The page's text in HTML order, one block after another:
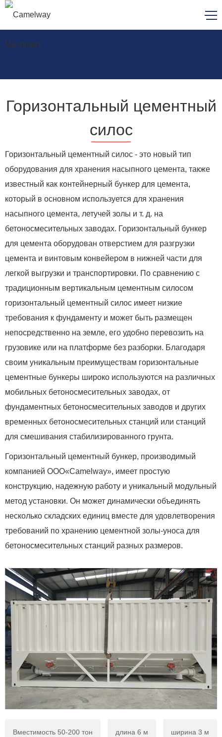
Горизонтальный цементный
силос
Горизонтальный цементный силос - это новый тип
оборудования для хранения насыпного цемента, также
известный как контейнерный бункер для цемента,
который в основном используется для хранения
насыпного цемента, летучей золы и т. д. на
бетоносмесительных заводах. Горизонтальный бункер
для цемента оборудован отверстием для разгрузки
цемента и винтовым конвейером в нижней части для
легкой выгрузки и транспортировки. По сравнению с
традиционным вертикальным цементным силосом
горизонтальный цементный силос имеет низкие
требования к фундаменту и может быть размещен
непосредственно на земле, его удобно перевозить на
грузовике или на платформе без разборки. Благодаря
своим уникальным преимуществам горизонтальные
цементные бункеры широко используются на различных
мобильных бетоносмесительных заводах, от
фундаментных бетоносмесительных заводов и других
временных бетоносмесительных станций или станций
для смешивания стабилизированного грунта.
Горизонтальный цементный бункер, производимый
компанией ООО«Camelway», имеет простую
конструкцию, надежную работу и уникальный модульный
метод установки. Он может динамически объединять
несколько складских единиц вместе для удовлетворения
требований по хранению цементной золы-уноса для
бетоносмесительных станций разных размеров.
Вместимость 50-200 тон длина 6 м ширина 3 м